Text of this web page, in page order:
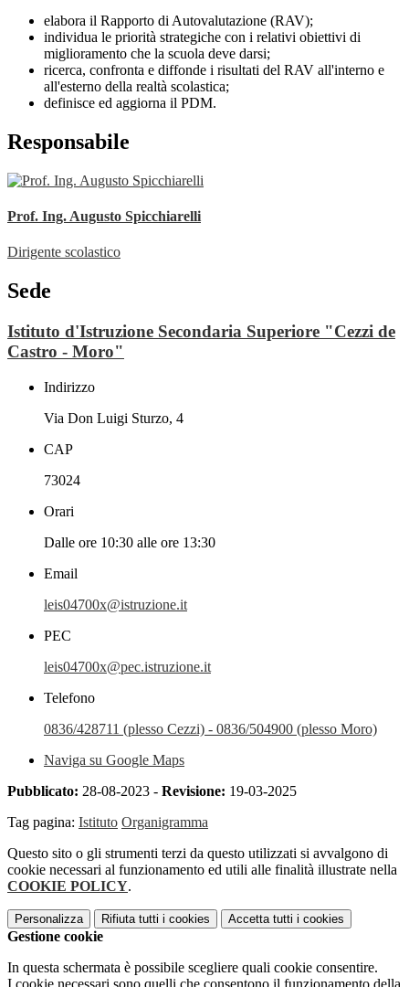
elabora il Rapporto di Autovalutazione (RAV);
individua le priorità strategiche con i relativi obiettivi di
miglioramento che la scuola deve darsi;
ricerca, confronta e diffonde i risultati del RAV all'interno e
all'esterno della realtà scolastica;
definisce ed aggiorna il PDM.
Responsabile
Prof. Ing. Augusto Spicchiarelli
Dirigente scolastico
Sede
Istituto d'Istruzione Secondaria Superiore "Cezzi de
Castro - Moro"
Indirizzo
Via Don Luigi Sturzo, 4
CAP
73024
Orari
Dalle ore 10:30 alle ore 13:30
Email
leis04700x@istruzione.it
PEC
leis04700x@pec.istruzione.it
Telefono
0836/428711 (plesso Cezzi) - 0836/504900 (plesso Moro)
Naviga su Google Maps
Pubblicato: 28-08-2023 - Revisione: 19-03-2025
Tag pagina: Istituto Organigramma
Questo sito o gli strumenti terzi da questo utilizzati si avvalgono di
cookie necessari al funzionamento ed utili alle finalità illustrate nella
COOKIE POLICY.
Personalizza Rifiuta tutti i cookies Accetta tutti i cookies
Gestione cookie
In questa schermata è possibile scegliere quali cookie consentire.
I cookie necessari sono quelli che consentono il funzionamento della